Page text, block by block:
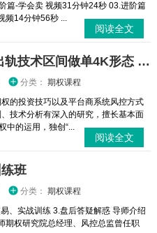
篇-学会卖 视频31分钟24秒 03.进阶篇
频14分钟56秒 ...
阅读全文
云天大师 布林十字星阻力出轨技术区间做单4K形态 二元期权外汇实战培训视频课程
分类： 期权课程
的投资技巧以及平台商系统风控方式
技术分析有深入的研究，擅长基本面
中的运用，独创“...
阅读全文
班
分类： 期权课程
、实战训练 3.盘后答疑解惑 导师介绍
期权研究院总经理、风控总监曾任职